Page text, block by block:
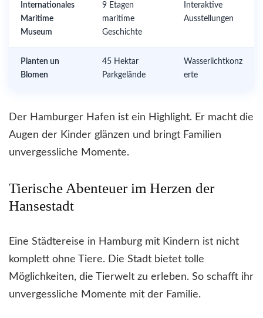
Internationales
Maritime
Museum
9 Etagen
maritime
Geschichte
Interaktive
Ausstellungen
Planten un
Blomen
45 Hektar
Parkgelände
Wasserlichtkonz
erte
Der Hamburger Hafen ist ein Highlight. Er macht die
Augen der Kinder glänzen und bringt Familien
unvergessliche Momente.
Tierische Abenteuer im Herzen der
Hansestadt
Eine Städtereise in Hamburg mit Kindern ist nicht
komplett ohne Tiere. Die Stadt bietet tolle
Möglichkeiten, die Tierwelt zu erleben. So schafft ihr
unvergessliche Momente mit der Familie.